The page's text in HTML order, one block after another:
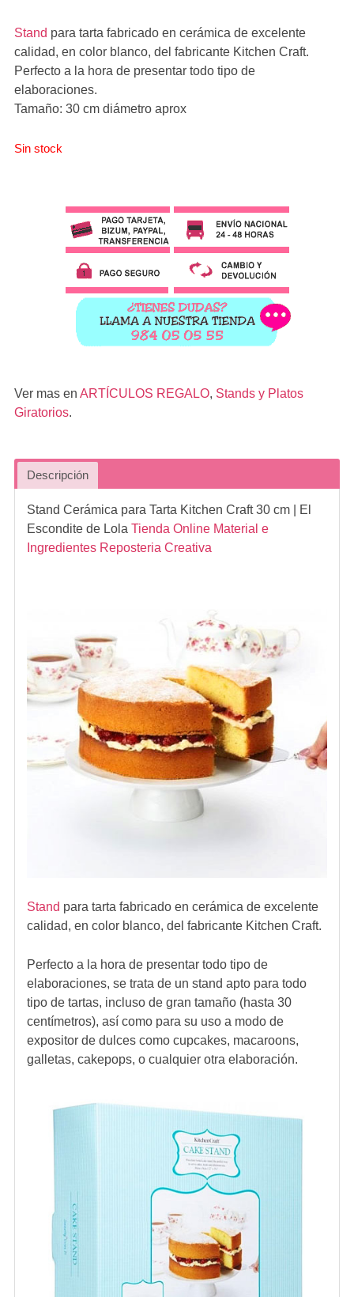
Stand para tarta fabricado en cerámica de excelente
calidad, en color blanco, del fabricante Kitchen Craft.
Perfecto a la hora de presentar todo tipo de
elaboraciones.
Tamaño: 30 cm diámetro aprox
Sin stock
Ver mas en ARTÍCULOS REGALO, Stands y Platos
Giratorios.
Descripción
Stand Cerámica para Tarta Kitchen Craft 30 cm| El
Escondite de Lola Tienda Online Material e
Ingredientes Reposteria Creativa
Stand para tarta fabricado en cerámica de excelente
calidad, en color blanco, del fabricante Kitchen Craft.
Perfecto a la hora de presentar todo tipo de
elaboraciones, se trata de un stand apto para todo
tipo de tartas, incluso de gran tamaño (hasta 30
centímetros), así como para su uso a modo de
expositor de dulces como cupcakes, macaroons,
galletas, cakepops, o cualquier otra elaboración.